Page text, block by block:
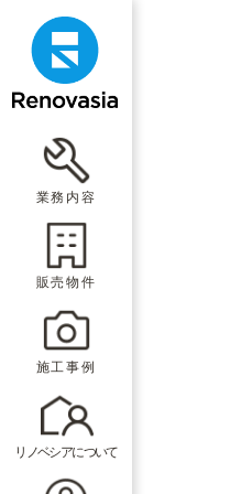
業務内容
販売物件
施工事例
リノベシアについて